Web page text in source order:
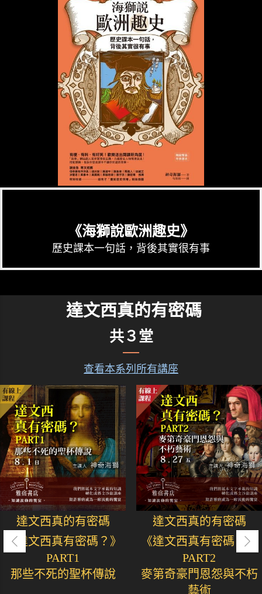
《海獅說歐洲趣史》
歷史課本一句話，背後其實很有事
達文西真的有密碼
共３堂
查看本系列所有講座
達文西真的有密碼
《達文西真有密碼？》
PART1
那些不死的聖杯傳說
達文西真的有密碼
《達文西真有密碼？》
PART2
麥第奇豪門恩怨與不朽
藝術